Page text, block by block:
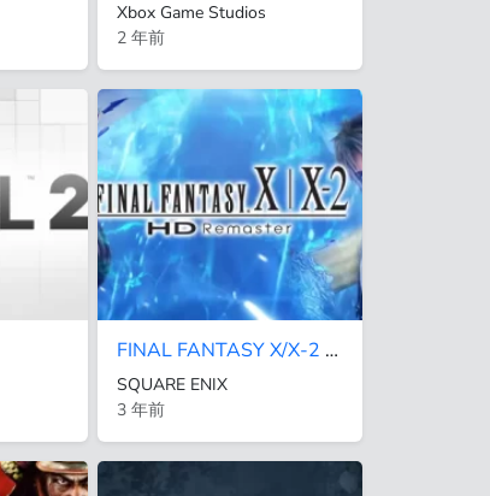
Xbox Game Studios
2 年前
FINAL FANTASY X/X-2 HD Remaster
SQUARE ENIX
3 年前